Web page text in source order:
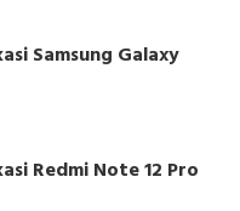
Samsung Galaxy
Redmi Note 12 Pro